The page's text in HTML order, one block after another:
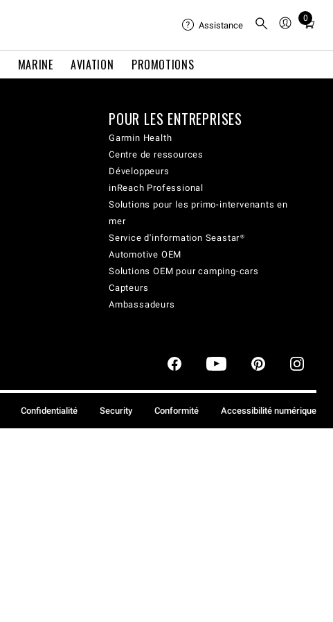
MARINE AVIATION PROMOTIONS
Assistance
0
Total
cart:
POUR LES ENTREPRISES
Garmin Health
Centre de ressources
Développeurs
inReach Professional
Solutions pour les primo-intervenants en
mer
Service d'information Seastar®
Automotive OEM
Solutions OEM pour camping-cars
Capteurs
Ambassadeurs
Confidentialité Security Conformité Accessibilité numérique